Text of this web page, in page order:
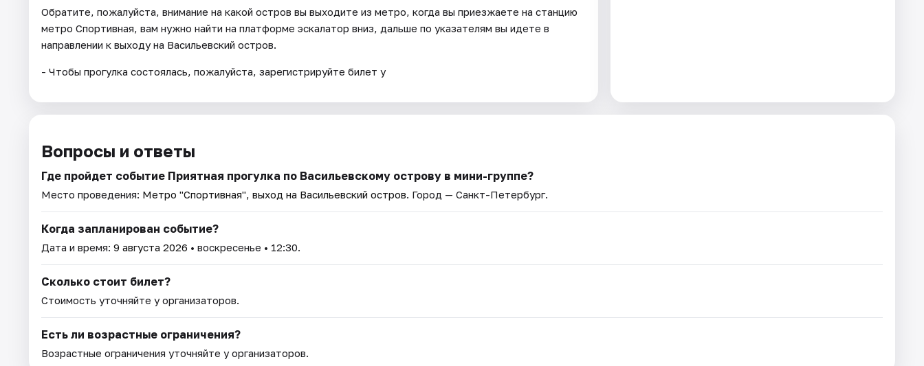
Обратите, пожалуйста, внимание на какой остров вы выходите из метро, когда вы приезжаете на станцию
метро Спортивная, вам нужно найти на платформе эскалатор вниз, дальше по указателям вы идете в
направлении к выходу на Васильевский остров.
- Чтобы прогулка состоялась, пожалуйста, зарегистрируйте билет у
Вопросы и ответы
Где пройдет событие Приятная прогулка по Васильевскому острову в мини-группе?
Место проведения: Метро "Спортивная", выход на Васильевский остров. Город — Санкт-Петербург.
Когда запланирован событие?
Дата и время: 9 августа 2026 • воскресенье • 12:30.
Сколько стоит билет?
Стоимость уточняйте у организаторов.
Есть ли возрастные ограничения?
Возрастные ограничения уточняйте у организаторов.